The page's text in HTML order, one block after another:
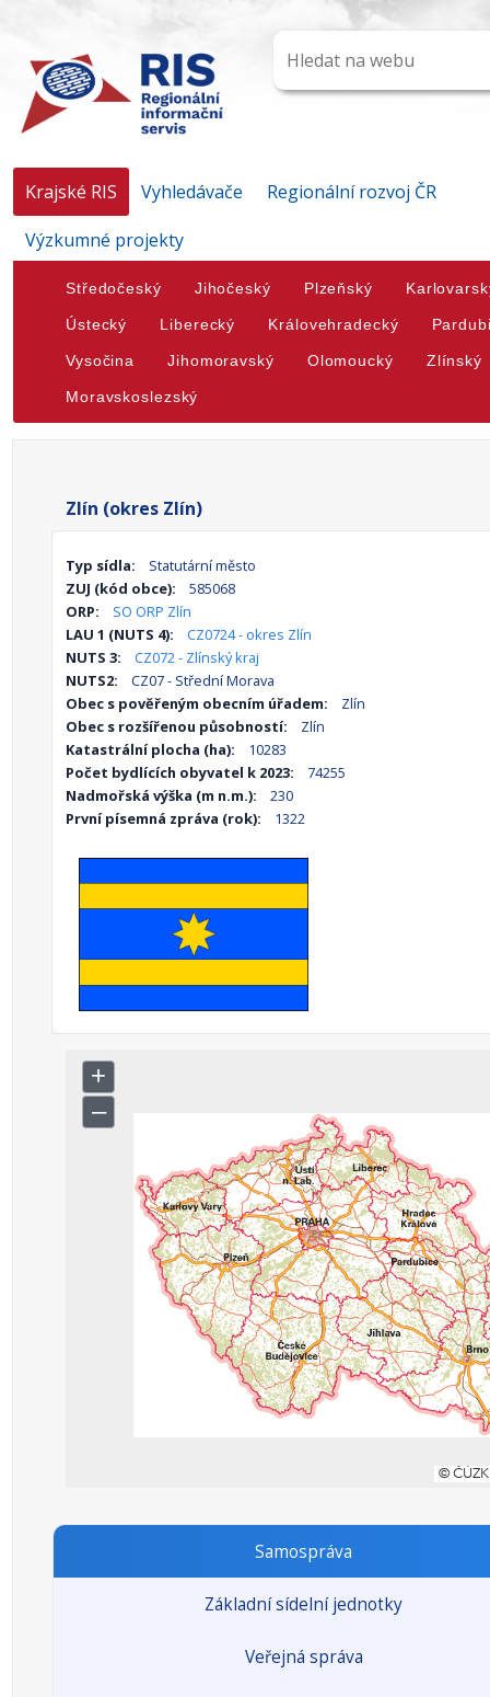
Krajské RIS Vyhledávače
Regionální rozvoj ČR
Výzkumné projekty
Středočeský Jihočeský Plzeňský
Ústecký Liberecký Královehradecký
Vysočina Jihomoravský Olomoucký Zlínský
Moravskoslezský
Zlín (okres Zlín)
Typ sídla:
Statutární město
ZUJ (kód obce):
585068
ORP:
SO ORP Zlín
LAU 1 (NUTS 4):
CZ0724 - okres Zlín
NUTS 3:
CZ072 - Zlínský kraj
NUTS2:
CZ07 - Střední Morava
Obec s pověřeným obecním úřadem:
Zlín
Obec s rozšířenou působností:
Zlín
Katastrální plocha (ha):
10283
Počet bydlících obyvatel k 2023:
74255
Nadmořská výška (m n.m.):
230
První písemná zpráva (rok):
1322
Samospráva
Základní sídelní jednotky
Veřejná správa